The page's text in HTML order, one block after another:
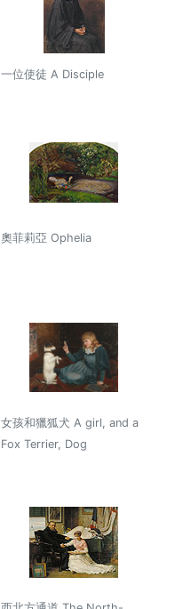
一位使徒 A Disciple
奧菲莉亞 Ophelia
女孩和獵狐犬 A girl, and a
Fox Terrier, Dog